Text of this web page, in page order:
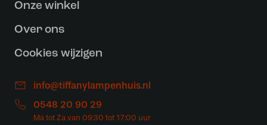
Onze winkel
Over ons
Cookies wijzigen
info@tiffanylampenhuis.nl
0548 20 90 29